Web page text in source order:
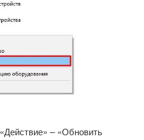
– «Обновить